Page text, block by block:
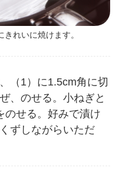
れいに焼けます。
（1）に1.5cm角に切
、のせる。小ねぎと
のせる。好みで漬け
ずしながらいただ